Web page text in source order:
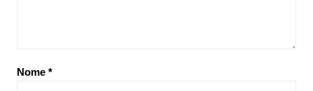
Nome *